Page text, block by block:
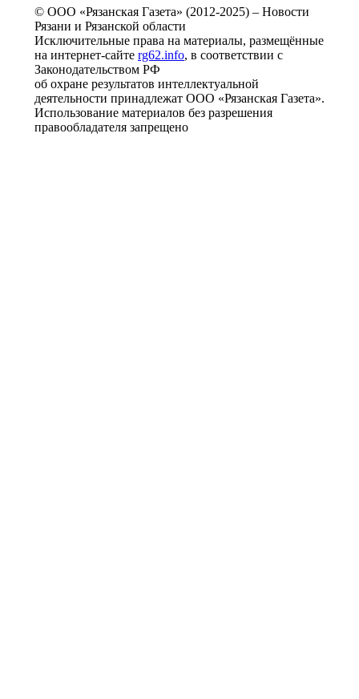
© ООО «Рязанская Газета» (2012-2025) – Новости
Рязани и Рязанской области
Исключительные права на материалы, размещённые
на интернет-сайте rg62.info, в соответствии с
Законодательством РФ
об охране результатов интеллектуальной
деятельности принадлежат ООО «Рязанская Газета».
Использование материалов без разрешения
правообладателя запрещено